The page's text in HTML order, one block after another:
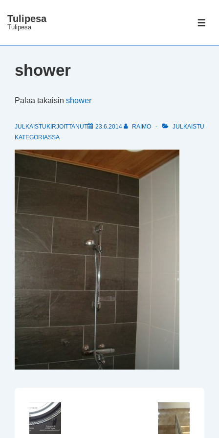
Siirry
pääsisältöön
Tulipesa
Tulipesa
shower
Palaa takaisin shower
JULKAISTUKIRJOITTANUT 23.6.2014 RAIMO
JULKAISTU
KATEGORIASSA